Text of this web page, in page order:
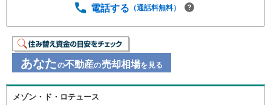
電話する （通話料無料）
あなたの不動産の売却相場を見る
メゾン・ド・ロテュース